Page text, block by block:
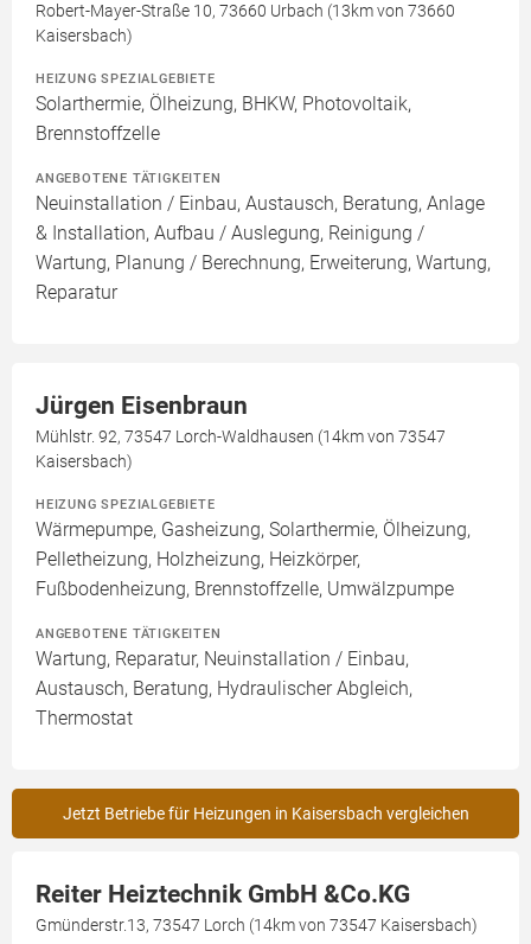
Robert-Mayer-Straße 10, 73660 Urbach (13km von 73660
Kaisersbach)
HEIZUNG SPEZIALGEBIETE
Solarthermie, Ölheizung, BHKW, Photovoltaik,
Brennstoffzelle
ANGEBOTENE TÄTIGKEITEN
Neuinstallation / Einbau, Austausch, Beratung, Anlage
& Installation, Aufbau / Auslegung, Reinigung /
Wartung, Planung / Berechnung, Erweiterung, Wartung,
Reparatur
Jürgen Eisenbraun
Mühlstr. 92, 73547 Lorch-Waldhausen (14km von 73547
Kaisersbach)
HEIZUNG SPEZIALGEBIETE
Wärmepumpe, Gasheizung, Solarthermie, Ölheizung,
Pelletheizung, Holzheizung, Heizkörper,
Fußbodenheizung, Brennstoffzelle, Umwälzpumpe
ANGEBOTENE TÄTIGKEITEN
Wartung, Reparatur, Neuinstallation / Einbau,
Austausch, Beratung, Hydraulischer Abgleich,
Thermostat
Jetzt Betriebe für Heizungen in Kaisersbach vergleichen
Reiter Heiztechnik GmbH &Co.KG
Gmünderstr.13, 73547 Lorch (14km von 73547 Kaisersbach)